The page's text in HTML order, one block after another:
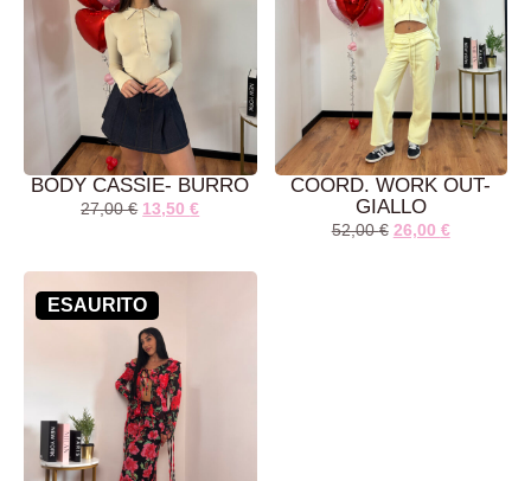
BODY CASSIE- BURRO
27,00€ 13,50€
AGGIUNGI AL
CARRELLO
COORD. WORK OUT-
GIALLO
52,00€ 26,00 €
ESAURITO